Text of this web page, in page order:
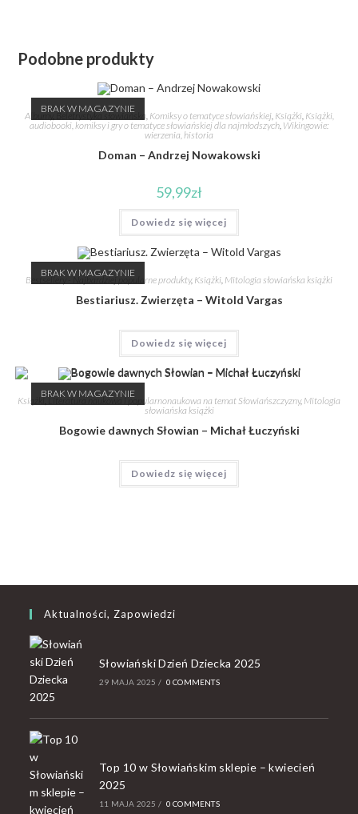
Podobne produkty
BRAK W MAGAZYNIE
Albumy, Beletrystyka słowiańska Komiksy o tematyce słowiańskiej, Książki, Książki,
audiobooki, komiksy i gry o tematyce słowiańskiej dla najmłodszych Wikingowie:
wierzenia, historia
Doman – Andrzej Nowakowski
59,99zł
Dowiedz się więcej
BRAK W MAGAZYNIE
Bestsellery - Najbardziej popularne produkty, Książki Mitologia słowiańska książki
Bestiariusz. Zwierzęta – Witold Vargas
Dowiedz się więcej
BRAK W MAGAZYNIE
Książki, Literatura naukowa i popularnonaukowa na temat Słowiańszczyzny, Mitologia
słowiańska książki
Bogowie dawnych Słowian – Michał Łuczyński
Dowiedz się więcej
Aktualności, Zapowiedzi
Słowiański Dzień Dziecka 2025
29 MAJA 2025 / 0 COMMENTS
Top 10 w Słowiańskim sklepie – kwiecień
2025
11 MAJA 2025 / 0 COMMENTS